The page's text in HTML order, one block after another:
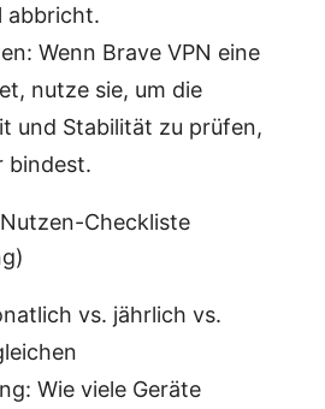
abbricht.
Wenn Brave VPN eine
nutze sie, um die
und Stabilität zu prüfen,
bindest.
Checkliste
vs. jährlich vs.
Wie viele Geräte